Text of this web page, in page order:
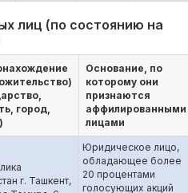
лиц (по состоянию на
город,
Основание, по
которому они
признаются
аффилированными
лицами
г. Ташкент,
Юридическое лицо,
обладающее более
20 процентами
голосующих акций